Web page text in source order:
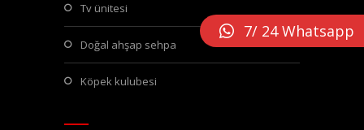
tv ünitesi
doğal ahşap sehpa
köpek kulubesi
7/ 24 Whatsapp